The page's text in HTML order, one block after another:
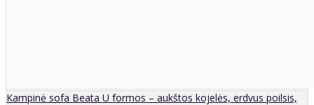
Kampinė sofa Beata U formos – aukštos kojelės, erdvus poilsis,